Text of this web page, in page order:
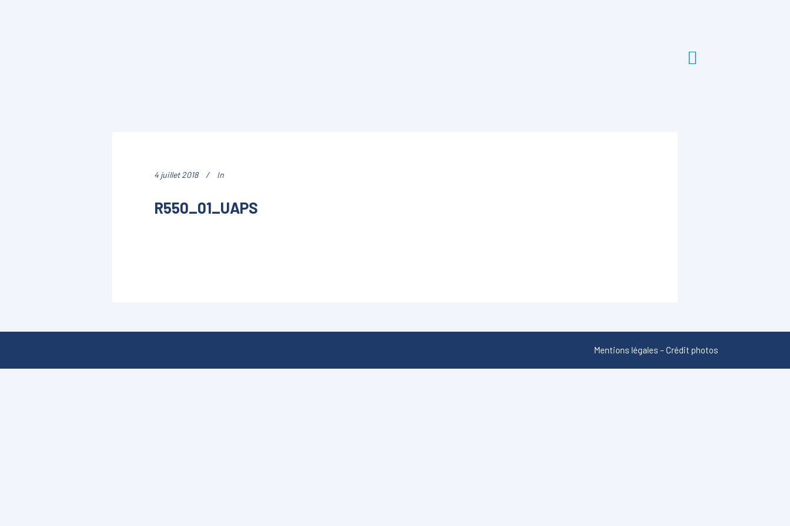
4 juillet 2018 In
R550_01_UAPS
Mentions légales –Crédit photos